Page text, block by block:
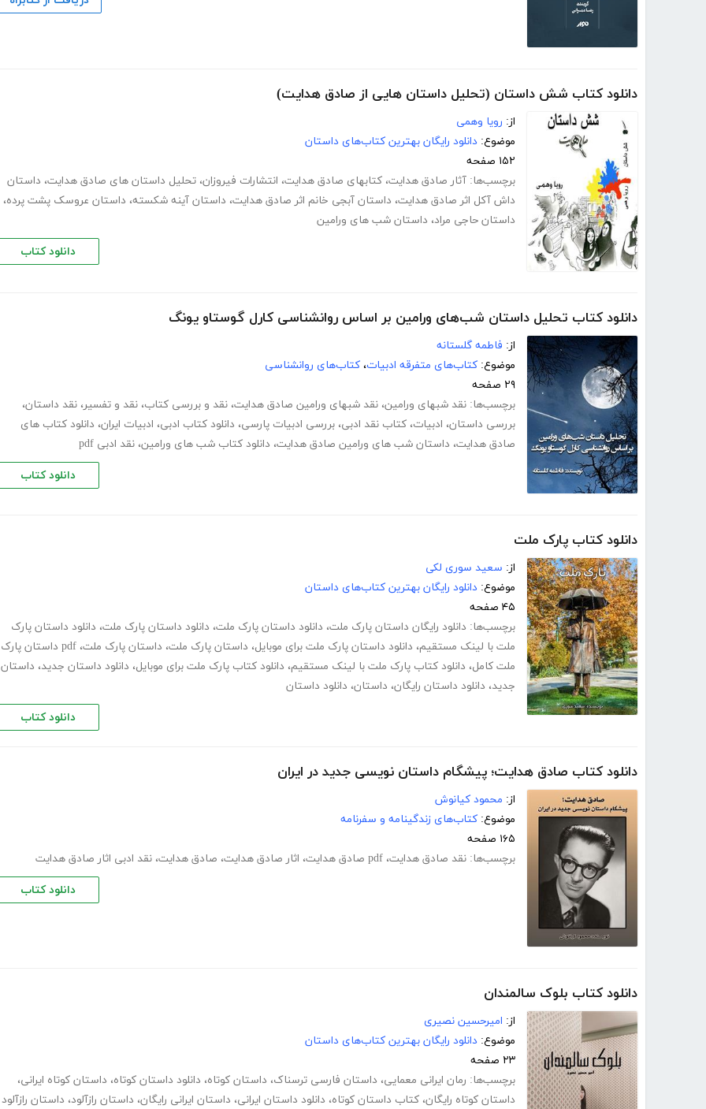
دانلود کتاب شش داستان (تحلیل داستان هایی از صادق هدایت)
از: رویا وهمی
موضوع: دانلود رایگان بهترین کتاب‌های داستان
۱۵۲ صفحه
برچسب‌ها: آثار صادق هدایت، کتابهای صادق هدایت، انتشارات فیروزان، تحلیل داستان های صادق هدایت، داستان
داش آکل اثر صادق هدایت، داستان آبجی خانم اثر صادق هدایت، داستان آینه شکسته، داستان عروسک پشت پرده،
داستان حاجی مراد، داستان شب های ورامین
دانلود کتاب
دانلود کتاب تحلیل داستان شب‌های ورامین بر اساس روانشناسی کارل گوستاو یونگ
از: فاطمه گلستانه
موضوع: کتاب‌های متفرقه ادبیات، کتاب‌های روانشناسی
۲۹ صفحه
برچسب‌ها: نقد شبهای ورامین، نقد شبهای ورامین صادق هدایت، نقد و بررسی کتاب، نقد و تفسیر، نقد داستان،
بررسی داستان، ادبیات، کتاب نقد ادبی، بررسی ادبیات پارسی، دانلود کتاب ادبی، ادبیات ایران، دانلود کتاب های
صادق هدایت، داستان شب های ورامین صادق هدایت، دانلود کتاب شب های ورامین، نقد ادبی pdf
دانلود کتاب
دانلود کتاب پارک ملت
از: سعید سوری لکی
موضوع: دانلود رایگان بهترین کتاب‌های داستان
۴۵ صفحه
برچسب‌ها: دانلود رایگان داستان پارک ملت، دانلود داستان پارک ملت، دانلود داستان پارک ملت، دانلود داستان پارک
ملت با لینک مستقیم، دانلود داستان پارک ملت برای موبایل، داستان پارک ملت، داستان پارک ملت،
pdf داستان پارک
ملت کامل، دانلود کتاب پارک ملت با لینک مستقیم، دانلود کتاب پارک ملت برای موبایل، دانلود داستان جدید، داستان
جدید، دانلود داستان رایگان، داستان، دانلود داستان
دانلود کتاب
دانلود کتاب صادق هدایت؛ پیشگام داستان نویسی جدید در ایران
از: محمود کیانوش
موضوع: کتاب‌های زندگینامه و سفرنامه
۱۶۵ صفحه
برچسب‌ها: نقد صادق هدایت، pdf صادق هدایت ، اثار صادق هدایت، صادق هدایت، نقد ادبی اثار صادق هدایت
دانلود کتاب
دانلود کتاب بلوک سالمندان
از: امیرحسین نصیری
موضوع: دانلود رایگان بهترین کتاب‌های داستان
۲۳ صفحه
برچسب‌ها: رمان ایرانی معمایی، داستان فارسی ترسناک، داستان کوتاه، دانلود داستان کوتاه، داستان کوتاه ایرانی،
داستان کوتاه رایگان، کتاب داستان کوتاه، دانلود داستان ایرانی، داستان ایرانی رایگان، داستان رازآلود، داستان رازآلود